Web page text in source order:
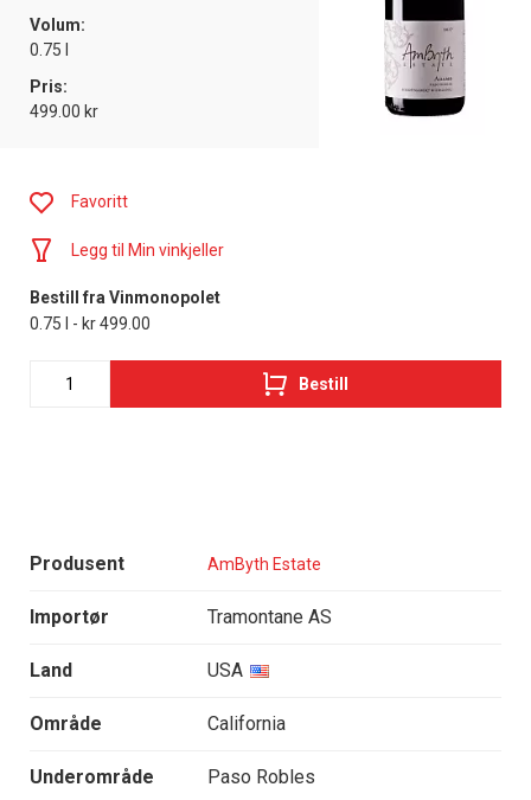
Volum:
0.75 l
Pris:
499.00 kr
Produsent AmByth Estate
Importør Tramontane AS
Land USA
Område California
Underområde Paso Robles
Favoritt
Legg til Min vinkjeller
Bestill fra Vinmonopolet
0.75 l - kr 499.00
Bestill